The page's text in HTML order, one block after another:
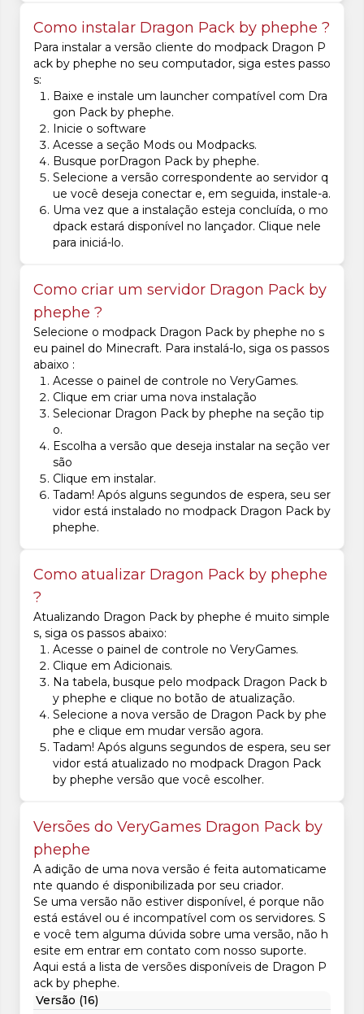
Como instalar Dragon Pack by phephe ?
Para instalar a versão cliente do modpack Dragon P
ack by phephe no seu computador, siga estes passo
s:
Baixe e instale um launcher compatível com Dra
gon Pack by phephe.
Inicie o software
Acesse a seção Mods ou Modpacks.
Busque porDragon Pack by phephe.
Selecione a versão correspondente ao servidor q
ue você deseja conectar e, em seguida, instale-a.
Uma vez que a instalação esteja concluída, o mo
dpack estará disponível no lançador. Clique nele
para iniciá-lo.
Como criar um servidor Dragon Pack by
phephe ?
Selecione o modpack Dragon Pack by phephe no s
eu painel do Minecraft. Para instalá-lo, siga os passos
abaixo :
Acesse o painel de controle no VeryGames.
Clique em criar uma nova instalação
Selecionar Dragon Pack by phephe na seção tip
o.
Escolha a versão que deseja instalar na seção ver
são
Clique em instalar.
Tadam! Após alguns segundos de espera, seu ser
vidor está instalado no modpack Dragon Pack by
phephe.
Como atualizar Dragon Pack by phephe
?
Atualizando Dragon Pack by phephe é muito simple
s, siga os passos abaixo:
Acesse o painel de controle no VeryGames.
Clique em Adicionais.
Na tabela, busque pelo modpack Dragon Pack b
y phephe e clique no botão de atualização.
Selecione a nova versão de Dragon Pack by phe
phe e clique em mudar versão agora.
Tadam! Após alguns segundos de espera, seu ser
vidor está atualizado no modpack Dragon Pack
by phephe versão que você escolher.
Versões do VeryGames Dragon Pack by
phephe
A adição de uma nova versão é feita automaticame
nte quando é disponibilizada por seu criador.
Se uma versão não estiver disponível, é porque não
está estável ou é incompatível com os servidores. S
e você tem alguma dúvida sobre uma versão, não h
esite em entrar em contato com nosso suporte.
Aqui está a lista de versões disponíveis de Dragon P
ack by phephe.
Versão (16)